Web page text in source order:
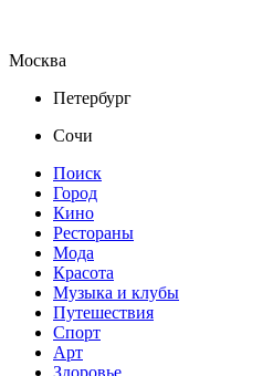
Москва
Петербург
Сочи
Поиск
Город
Кино
Рестораны
Мода
Красота
Музыка и клубы
Путешествия
Спорт
Арт
Здоровье